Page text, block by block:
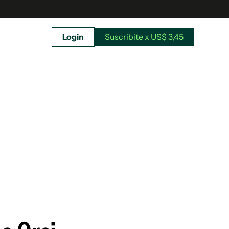
Suscribite x US$ 3,45
Login Suscribite x US$ 3,45